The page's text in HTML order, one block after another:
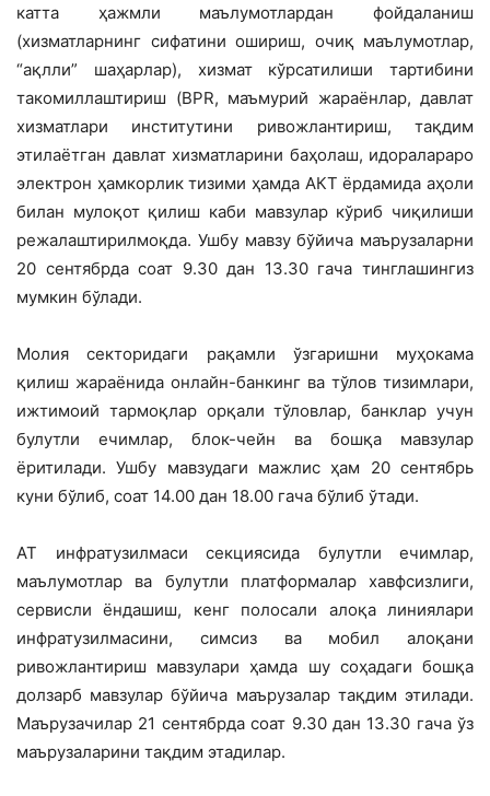
катта ҳажмли маълумотлардан фойдаланиш
(хизматларнинг сифатини ошириш, очиқ маълумотлар,
“ақлли” шаҳарлар), хизмат кўрсатилиши тартибини
такомиллаштириш (BPR, маъмурий жараёнлар, давлат
хизматлари институтини ривожлантириш, тақдим
этилаётган давлат хизматларини баҳолаш, идоралараро
электрон ҳамкорлик тизими ҳамда АКТ ёрдамида аҳоли
билан мулоқот қилиш каби мавзулар кўриб чиқилиши
режалаштирилмоқда. Ушбу мавзу бўйича маърузаларни
20 сентябрда соат 9.30 дан 13.30 гача тинглашингиз
мумкин бўлади.
Молия секторидаги рақамли ўзгаришни муҳокама
қилиш жараёнида онлайн-банкинг ва тўлов тизимлари,
ижтимоий тармоқлар орқали тўловлар, банклар учун
булутли ечимлар, блок-чейн ва бошқа мавзулар
ёритилади. Ушбу мавзудаги мажлис ҳам 20 сентябрь
куни бўлиб, соат 14.00 дан 18.00 гача бўлиб ўтади.
AT инфратузилмаси секциясида булутли ечимлар,
маълумотлар ва булутли платформалар хавфсизлиги,
сервисли ёндашиш, кенг полосали алоқа линиялари
инфратузилмасини, симсиз ва мобил алоқани
ривожлантириш мавзулари ҳамда шу соҳадаги бошқа
долзарб мавзулар бўйича маърузалар тақдим этилади.
Маърузачилар 21 сентябрда соат 9.30 дан 13.30 гача ўз
маърузаларини тақдим этадилар.